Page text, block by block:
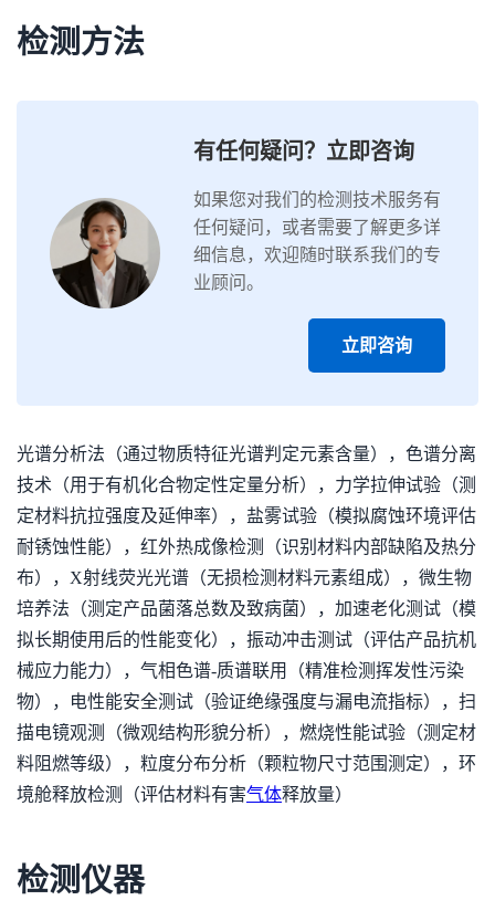
检测方法
有任何疑问？立即咨询
如果您对我们的检测技术服务有
任何疑问，或者需要了解更多详
细信息，欢迎随时联系我们的专
业顾问。
立即咨询
光谱分析法（通过物质特征光谱判定元素含量），色谱分离
技术（用于有机化合物定性定量分析），力学拉伸试验（测
定材料抗拉强度及延伸率），盐雾试验（模拟腐蚀环境评估
耐锈蚀性能），红外热成像检测（识别材料内部缺陷及热分
布），X射线荧光光谱（无损检测材料元素组成），微生物
培养法（测定产品菌落总数及致病菌），加速老化测试（模
拟长期使用后的性能变化），振动冲击测试（评估产品抗机
械应力能力），气相色谱-质谱联用（精准检测挥发性污染
物），电性能安全测试（验证绝缘强度与漏电流指标），扫
描电镜观测（微观结构形貌分析），燃烧性能试验（测定材
料阻燃等级），粒度分布分析（颗粒物尺寸范围测定），环
境舱释放检测（评估材料有害气体释放量）
检测仪器